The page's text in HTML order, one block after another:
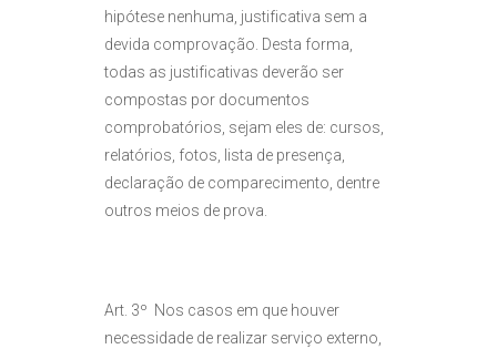
hipótese nenhuma, justificativa sem a
devida comprovação. Desta forma,
todas as justificativas deverão ser
compostas por documentos
comprobatórios, sejam eles de: cursos,
relatórios, fotos, lista de presença,
declaração de comparecimento, dentre
outros meios de prova.
Art. 3º Nos casos em que houver
necessidade de realizar serviço externo,